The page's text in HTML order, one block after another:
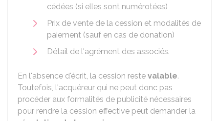
cédées (si elles sont numérotées)
Prix de vente de la cession et modalités de
paiement (sauf en cas de donation)
Détail de l'agrément des associés.
En l'absence d'écrit, la cession reste valable.
Toutefois, l'acquéreur qui ne peut donc pas
procéder aux formalités de publicité nécessaires
pour rendre la cession effective peut demander la